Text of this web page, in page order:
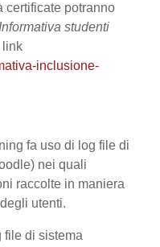
certificate potranno
Informativa studenti
link
inclusione-
fa uso di log file di
nei quali
raccolte in maniera
utenti.
file di sistema